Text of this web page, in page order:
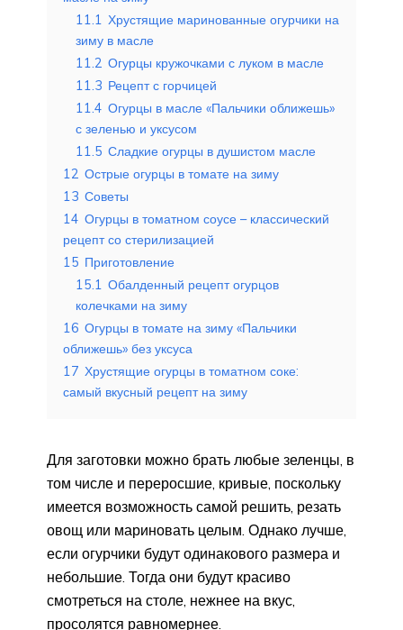
11.1 Хрустящие маринованные огурчики на
зиму в масле
11.2 Огурцы кружочками с луком в масле
11.3 Рецепт с горчицей
11.4 Огурцы в масле «Пальчики оближешь»
с зеленью и уксусом
11.5 Сладкие огурцы в душистом масле
12 Острые огурцы в томате на зиму
13 Советы
14 Огурцы в томатном соусе – классический
рецепт со стерилизацией
15 Приготовление
15.1 Обалденный рецепт огурцов
колечками на зиму
16 Огурцы в томате на зиму «Пальчики
оближешь» без уксуса
17 Хрустящие огурцы в томатном соке:
самый вкусный рецепт на зиму
Для заготовки можно брать любые зеленцы, в
том числе и переросшие, кривые, поскольку
имеется возможность самой решить, резать
овощ или мариновать целым. Однако лучше,
если огурчики будут одинакового размера и
небольшие. Тогда они будут красиво
смотреться на столе, нежнее на вкус,
просолятся равномернее.